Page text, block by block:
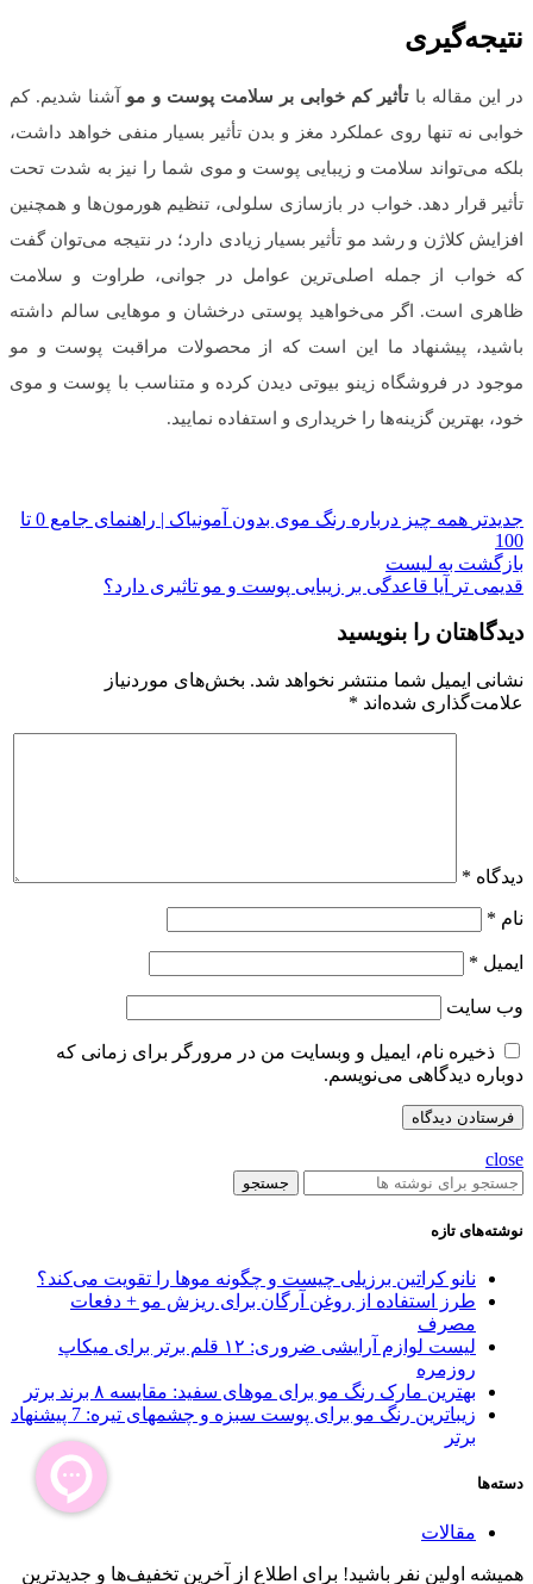
نتیجه‌گیری
در این مقاله باتأثیر کم خوابی بر سلامت پوست و مو آشنا شدیم. کم
خوابی نه تنها روی عملکرد مغز و بدن تأثیر بسیار منفی خواهد داشت،
بلکه می‌تواند سلامت و زیبایی پوست و موی شما را نیز به شدت تحت
تأثیر قرار دهد. خواب در بازسازی سلولی، تنظیم هورمون‌ها و همچنین
افزایش کلاژن و رشد مو تأثیر بسیار زیادی دارد؛ در نتیجه می‌توان گفت
که خواب از جمله اصلی‌ترین عوامل در جوانی، طراوت و سلامت
ظاهری است. اگر می‌خواهید پوستی درخشان و موهایی سالم داشته
باشید، پیشنهاد ما این است که از محصولات مراقبت پوست و مو
موجود در فروشگاه زینو بیوتی دیدن کرده و متناسب با پوست و موی
خود، بهترین گزینه‌ها را خریداری و استفاده نمایید.
جدیدتر
همه چیز درباره رنگ موی بدون آمونیاک | راهنمای جامع 0 تا
100
بازگشت به لیست
قدیمی تر
آیا قاعدگی بر زیبایی پوست و مو تاثیری دارد؟
دیدگاهتان را بنویسید
نشانی ایمیل شما منتشر نخواهد شد. بخش‌های موردنیاز
علامت‌گذاری شده‌اند *
دیدگاه *
نام *
ایمیل *
وب‌ سایت
ذخیره نام، ایمیل و وبسایت من در مرورگر برای زمانی که
دوباره دیدگاهی می‌نویسم.
close
جستجو
نوشته‌های تازه
نانو کراتین برزیلی چیست و چگونه موها را تقویت می‌کند؟
طرز استفاده از روغن آرگان برای ریزش مو + دفعات
مصرف
لیست لوازم آرایشی ضروری: ۱۲ قلم برتر برای میکاپ
روزمره
بهترین مارک رنگ مو برای موهای سفید: مقایسه ۸ برند برتر
زیباترین رنگ مو برای پوست سبزه و چشمهای تیره: 7 پیشنهاد
برتر
دسته‌ها
مقالات
همیشه اولین نفر باشید! برای اطلاع از آخرین تخفیف‌ها و جدیدترین